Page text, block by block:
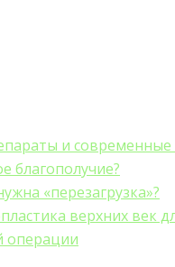
и современные
благополучие?
«перезагрузка»?
верхних век
операции